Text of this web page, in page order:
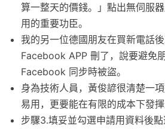
算一整天的價錢。」點出無伺服
用的重要功臣。
我的另一位德國朋友在買新電話
Facebook APP 刪了，說要避免
Facebook 同步時被盜。
身為技術人員，黃俊諺很清楚一
易用，更要能在有限的成本下發揮
步驟3.填妥並勾選申請用資料後